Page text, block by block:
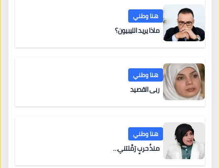
هنا وطني
ماذا يريد الليبيون؟
هنا وطني
ربى القصيد
هنا وطني
منذُ حربٍ رَمَّلتني…